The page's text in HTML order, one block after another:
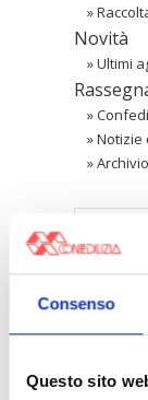
Consenso
Questo sito
»
Novità
»Ultimi
»
»Notizie
»Archivio
〉